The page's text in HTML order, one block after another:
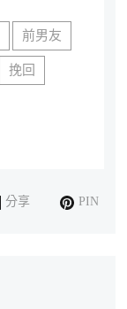
前男友
挽回
分享 PIN